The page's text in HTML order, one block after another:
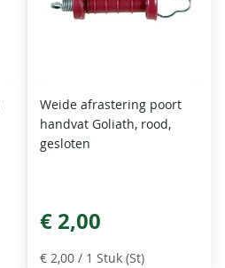
Weide afrastering poort
handvat Goliath, rood,
gesloten
€ 2,00
€ 2,00 / 1 Stuk (St)